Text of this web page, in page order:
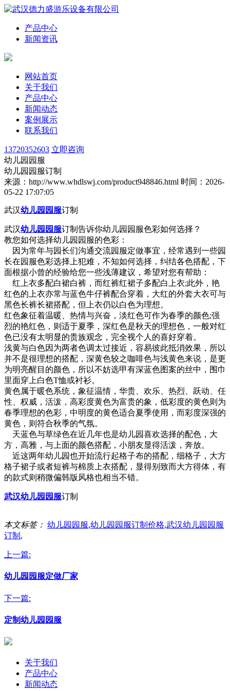
产品中心
新闻资讯
网站首页
关于我们
产品中心
新闻动态
案例展示
联系我们
13720352603 立即咨询
幼儿园园服
幼儿园园服订制
来源：http://www.whdlswj.com/product948846.html 时间：2026-
05-22 17:07:05
武汉幼儿园园服订制
武汉幼儿园园服订制告诉你幼儿园园服色彩如何选择？
教您如何选择幼儿园园服的色彩：
因为常年与园长们沟通交流园服定做事宜，经常遇到一些园
长在园服色彩选择上犯难，不知如何选择，纠结各色搭配，下
面根据小曾的经验给您一些浅薄建议，希望对您有帮助：
红上衣多配白裙白裤，而红裤红裙子多配白上衣;此外，艳
红色的上衣亦常与蓝色牛仔裤配合穿着，大红的外套大衣可与
黑色长裤长裙搭配，但上衣仍以白色为理想。
红色象征着温暖、热情与兴奋，淡红色可作为春季的颜色;强
烈的艳红色，则适于夏季，深红色是秋天的理想色，一般对红
色已没有太明显的贵族观念，完全视个人的喜好穿着。
浅黄与白色因为两者色调太过接近，容易彼此抵消效果，所以
并不是很理想的搭配，深黄色较之咖啡色与浅黄色来说，是更
为明亮醒目的颜色，所以不妨选甲有深蓝色图案的丝中，围巾
里面穿上白色T恤或衬衫。
黄色属于暖色系统，象征温情，华贵、欢乐、热烈、跃动、任
性、权威，活泼，高彩度黄色为富贵的象，低彩度的黄色则为
春季理想的色彩，中明度的黄色适合夏季使用，而彩度深强的
黄色，则符合秋季的气氛。
天蓝色与草绿色在近几年也是幼儿园喜欢选择的配色，大
方，高雅，与上面的颜色搭配，小朋友显得活泼，奔放。
近这两年幼儿园也开始流行起格子布的搭配，细格子，大方
格子裙子或者短裤与棉质上衣搭配，显得别致而大方得体，有
的款式则稍微偏韩版风格也相当不错。
武汉幼儿园园服订制
本文标签： 幼儿园园服,幼儿园园服订制价格,武汉幼儿园园服
订制 ,
上一篇:
幼儿园园服定做厂家
下一篇:
定制幼儿园园服
关于我们
产品中心
新闻动态